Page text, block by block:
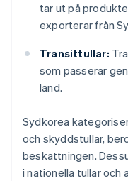
tar ut på
exporterar från
Transittullar:
som passerar
land.
Sydkorea
och skyddstullar,
beskattningen.
i nationella tullar och